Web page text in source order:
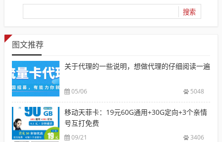
图文推荐
关于代理的一些说明，想做代理的仔细阅读一遍
05/06 5048
移动天菲卡：19元60G通用+30G定向+3个亲情
号互打免费
09/21 3406